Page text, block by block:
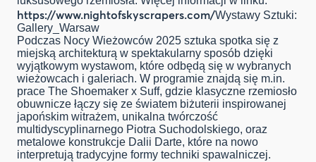
https://www.nightofskyscrapers.com/Wystawy Sztuki:
Gallery_Warsaw
Podczas Nocy Wieżowców 2025 sztuka spotka się z
miejską architekturą w spektakularny sposób dzięki
wyjątkowym wystawom, które odbędą się w wybranych
wieżowcach i galeriach. W programie znajdą się m.in.
prace The Shoemaker x Suff, gdzie klasyczne rzemiosło
obuwnicze łączy się ze światem biżuterii inspirowanej
japońskim witrażem, unikalna twórczość
multidyscyplinarnego Piotra Suchodolskiego, oraz
metalowe konstrukcje Dalii Darte, które na nowo
interpretują tradycyjne formy techniki spawalniczej.